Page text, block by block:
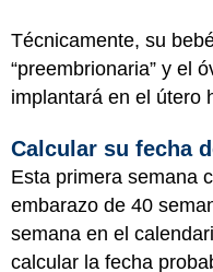
Técnicamente, su
“preembrionaria” y el
implantará en el útero
Calcular su fecha
Esta primera semana
embarazo de 40
semana en el
calcular la fecha